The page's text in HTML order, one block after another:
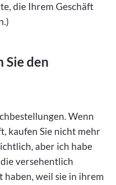
die Ihrem Geschäft
Sie den
Wenn
kaufen Sie nicht mehr
aber ich habe
versehentlich
weil sie in ihrem